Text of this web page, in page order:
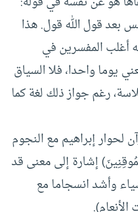
بعد قول الله قول. هذا
أغلب المفسرين في
يوما واحدا، فلا السياق
رغم جواز ذلك لغة كما
إبراهيم مع النجوم
إشارة إلى معنى قد
وأشد انسجاما مع